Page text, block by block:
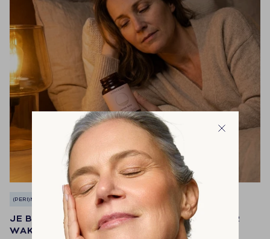
(PERI)MENOPAUZE HORMONALE BALANS
JE BENT DOODMOE, MAAR ALS JE OM 3 UUR
WAKKER WORDT IS HET VOORBIJ